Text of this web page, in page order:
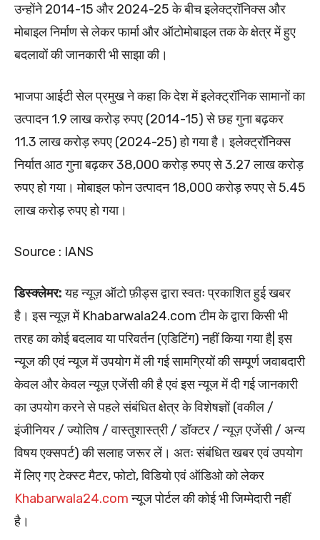
उन्होंने 2014-15 और 2024-25 के बीच इलेक्ट्रॉनिक्स और
मोबाइल निर्माण से लेकर फार्मा और ऑटोमोबाइल तक के क्षेत्र में हुए
बदलावों की जानकारी भी साझा की।
भाजपा आईटी सेल प्रमुख ने कहा कि देश में इलेक्ट्रॉनिक सामानों का
उत्पादन 1.9 लाख करोड़ रुपए (2014-15) से छह गुना बढ़कर
11.3 लाख करोड़ रुपए (2024-25) हो गया है। इलेक्ट्रॉनिक्स
निर्यात आठ गुना बढ़कर 38,000 करोड़ रुपए से 3.27 लाख करोड़
रुपए हो गया। मोबाइल फोन उत्पादन 18,000 करोड़ रुपए से 5.45
लाख करोड़ रुपए हो गया।
Source : IANS
डिस्क्लेमर:यह न्यूज़ ऑटो फ़ीड्स द्वारा स्वतः प्रकाशित हुई खबर
है। इस न्यूज़ में Khabarwala24.com टीम के द्वारा किसी भी
तरह का कोई बदलाव या परिवर्तन (एडिटिंग) नहीं किया गया है| इस
न्यूज की एवं न्यूज में उपयोग में ली गई सामग्रियों की सम्पूर्ण जवाबदारी
केवल और केवल न्यूज़ एजेंसी की है एवं इस न्यूज में दी गई जानकारी
का उपयोग करने से पहले संबंधित क्षेत्र के विशेषज्ञों (वकील /
इंजीनियर / ज्योतिष / वास्तुशास्त्री / डॉक्टर / न्यूज़ एजेंसी / अन्य
विषय एक्सपर्ट) की सलाह जरूर लें। अतः संबंधित खबर एवं उपयोग
में लिए गए टेक्स्ट मैटर, फोटो, विडियो एवं ऑडिओ को लेकर
Khabarwala24.comन्यूज पोर्टल की कोई भी जिम्मेदारी नहीं
है।